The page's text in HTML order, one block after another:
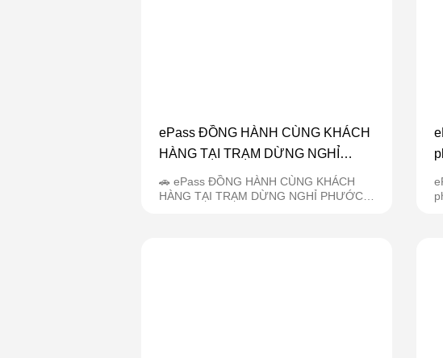
ePass ĐỒNG HÀNH CÙNG KHÁCH
HÀNG TẠI TRẠM DỪNG NGHỈ
PHƯỚC AN
🚗 ePass ĐỒNG HÀNH CÙNG KHÁCH
HÀNG TẠI TRẠM DỪNG NGHỈ PHƯỚC